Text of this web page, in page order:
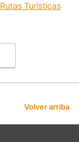
Rutas Turísticas
Volver arriba